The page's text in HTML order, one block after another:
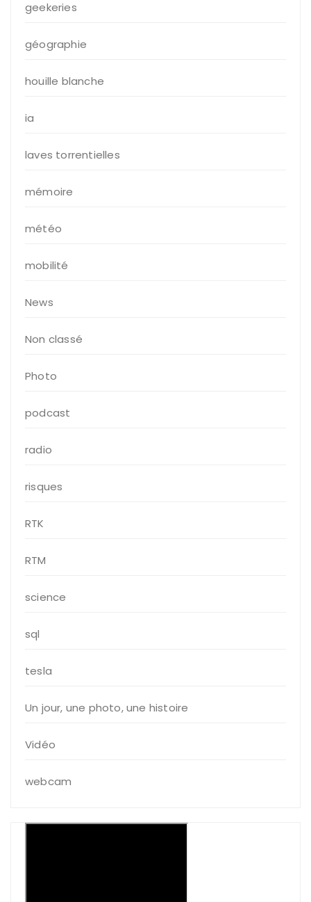
geekeries
géographie
houille blanche
ia
laves torrentielles
mémoire
météo
mobilité
News
Non classé
Photo
podcast
radio
risques
RTK
RTM
science
sql
tesla
Un jour, une photo, une histoire
Vidéo
webcam